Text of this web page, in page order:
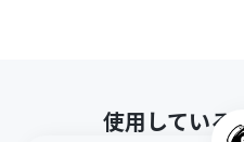
使用している